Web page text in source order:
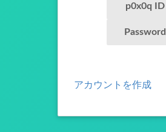
p0x0q ID
Password
アカウントを作成